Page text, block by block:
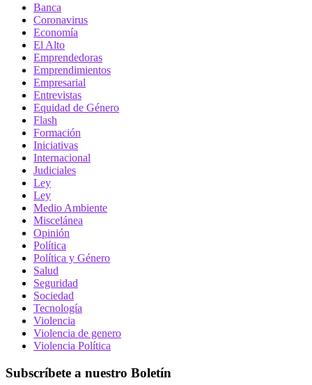
Banca
Coronavirus
Economía
El Alto
Emprendedoras
Emprendimientos
Empresarial
Entrevistas
Equidad de Género
Flash
Formación
Iniciativas
Internacional
Judiciales
Ley
Ley
Medio Ambiente
Miscelánea
Opinión
Política
Política y Género
Salud
Seguridad
Sociedad
Tecnología
Violencia
Violencia de genero
Violencia Política
Subscríbete a nuestro Boletín